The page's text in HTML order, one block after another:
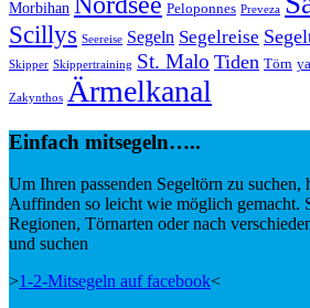
Morbihan Peloponnes Preveza
Scillys Seereise Segeln Segelreise
Skipper Skippertraining St. Malo Tiden Törn
Zakynthos Ärmelkanal
Einfach mitsegeln…..
Um Ihren passenden Segeltörn zu suchen,
Auffinden so leicht wie möglich gemacht.
Regionen, Törnarten oder nach
und suchen
>1-2-Mitsegeln auf facebook<